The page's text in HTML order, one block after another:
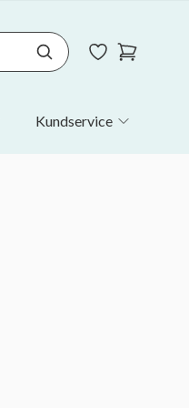
Kundservice